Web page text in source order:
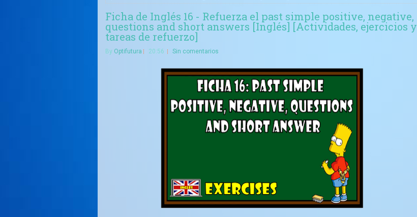
Ficha de Inglés 16 - Refuerza el past simple positive, negative,
questions and short answers [Inglés] [Actividades, ejercicios y
tareas de refuerzo]
By Optifutura 20:56 Sin comentarios